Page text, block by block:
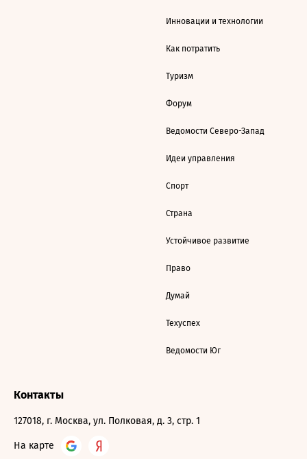
Инновации и технологии
Как потратить
Туризм
Форум
Ведомости Северо-Запад
Идеи управления
Спорт
Страна
Устойчивое развитие
Право
Думай
Техуспех
Ведомости Юг
Контакты
127018, г. Москва, ул. Полковая, д. 3, стр. 1
На карте